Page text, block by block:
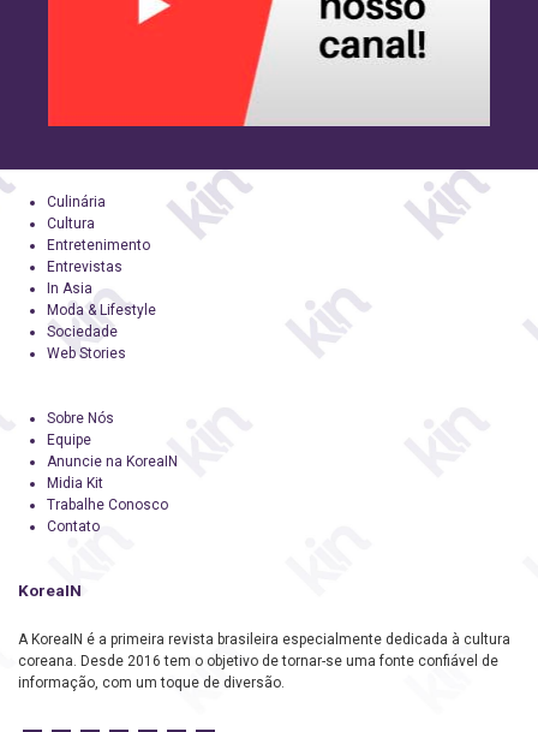
Culinária
Cultura
Entretenimento
Entrevistas
In Asia
Moda & Lifestyle
Sociedade
Web Stories
Sobre Nós
Equipe
Anuncie na KoreaIN
Midia Kit
Trabalhe Conosco
Contato
KoreaIN
A KoreaIN é a primeira revista brasileira especialmente dedicada à cultura
coreana. Desde 2016 tem o objetivo de tornar-se uma fonte confiável de
informação, com um toque de diversão.